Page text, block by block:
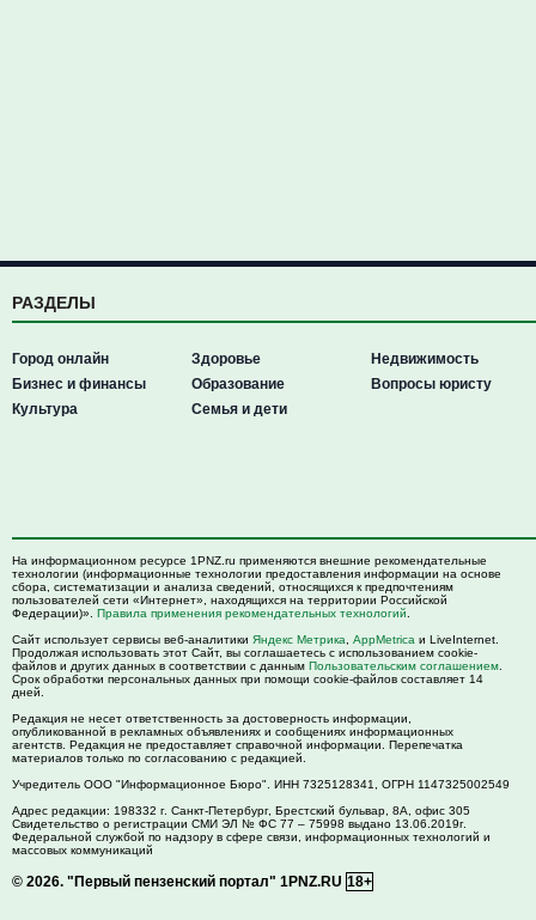
РАЗДЕЛЫ
Город онлайн
Бизнес и финансы
Культура
Здоровье
Образование
Семья и дети
Недвижимость
Вопросы юристу
На информационном ресурсе 1PNZ.ru применяются внешние рекомендательные
технологии (информационные технологии предоставления информации на основе
сбора, систематизации и анализа сведений, относящихся к предпочтениям
пользователей сети «Интернет», находящихся на территории Российской
Федерации)». Правила применения рекомендательных технологий
Сайт использует сервисы веб-аналитики Яндекс Метрика AppMetrica и LiveInternet.
Продолжая использовать этот Сайт, вы соглашаетесь с использованием cookie-
файлов и других данных в соответствии с данным Пользовательским соглашением
Срок обработки персональных данных при помощи cookie-файлов составляет 14
дней.
Редакция не несет ответственность за достоверность информации,
опубликованной в рекламных объявлениях и сообщениях информационных
агентств. Редакция не предоставляет справочной информации. Перепечатка
материалов только по согласованию с редакцией.
Учредитель ООО "Информационное Бюро". ИНН 7325128341, ОГРН 1147325002549
Адрес редакции: 198332 г. Санкт-Петербург, Брестский бульвар, 8А, офис 305
Свидетельство о регистрации СМИ ЭЛ № ФС 77 – 75998 выдано 13.06.2019г.
Федеральной службой по надзору в сфере связи, информационных технологий и
массовых коммуникаций
© 2026. "Первый пензенский портал" 1PNZ.RU 18+